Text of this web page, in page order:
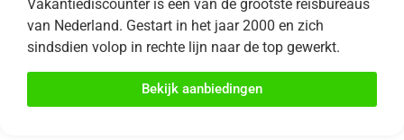
Vakantiediscounter is een van de grootste reisbureaus
van Nederland. Gestart in het jaar 2000 en zich
sindsdien volop in rechte lijn naar de top gewerkt.
Bekijk aanbiedingen